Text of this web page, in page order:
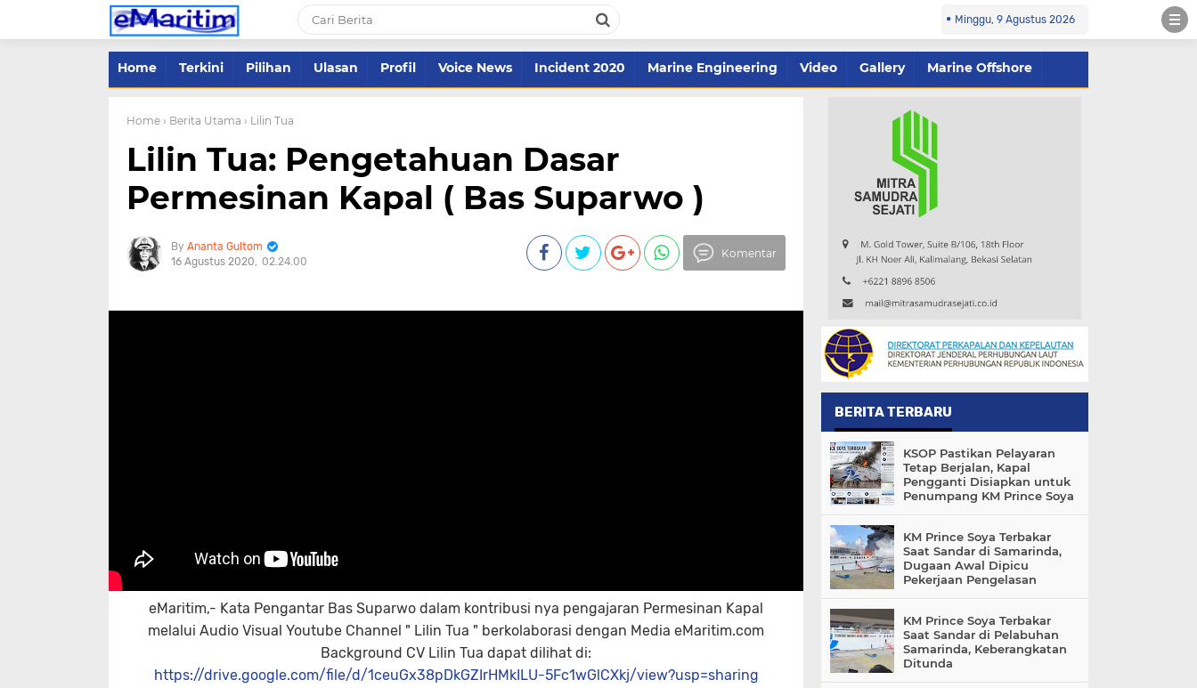
Minggu, 9 Agustus 2026
Home Terkini Pilihan Ulasan Profil Voice News Incident 2020 Marine Engineering Video Gallery Marine Offshore
Home › Berita Utama › Lilin Tua
Lilin Tua: Pengetahuan Dasar
Permesinan Kapal ( Bas Suparwo )
Ananta Gultom
16 Agustus 2020
02.24.00
Komentar
eMaritim,- Kata Pengantar Bas Suparwo dalam kontribusi nya pengajaran Permesinan Kapal
melalui Audio Visual Youtube Channel " Lilin Tua " berkolaborasi dengan Media eMaritim.com
Background CV Lilin Tua dapat dilihat di:
https://drive.google.com/file/d/1ceuGx38pDkGZIrHMkILU-5Fc1wGlCXkj/view?usp=sharing
BERITA TERBARU
KSOP Pastikan Pelayaran
Tetap Berjalan, Kapal
Pengganti Disiapkan untuk
Penumpang KM Prince Soya
KM Prince Soya Terbakar
Saat Sandar di Samarinda,
Dugaan Awal Dipicu
Pekerjaan Pengelasan
KM Prince Soya Terbakar
Saat Sandar di Pelabuhan
Samarinda, Keberangkatan
Ditunda